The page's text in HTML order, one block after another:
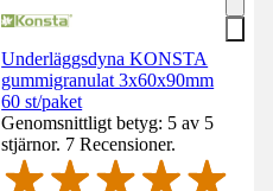
Underläggsdyna KONSTA
gummigranulat 3x60x90mm
60 st/paket
Genomsnittligt betyg: 5 av 5
stjärnor. 7 Recensioner.